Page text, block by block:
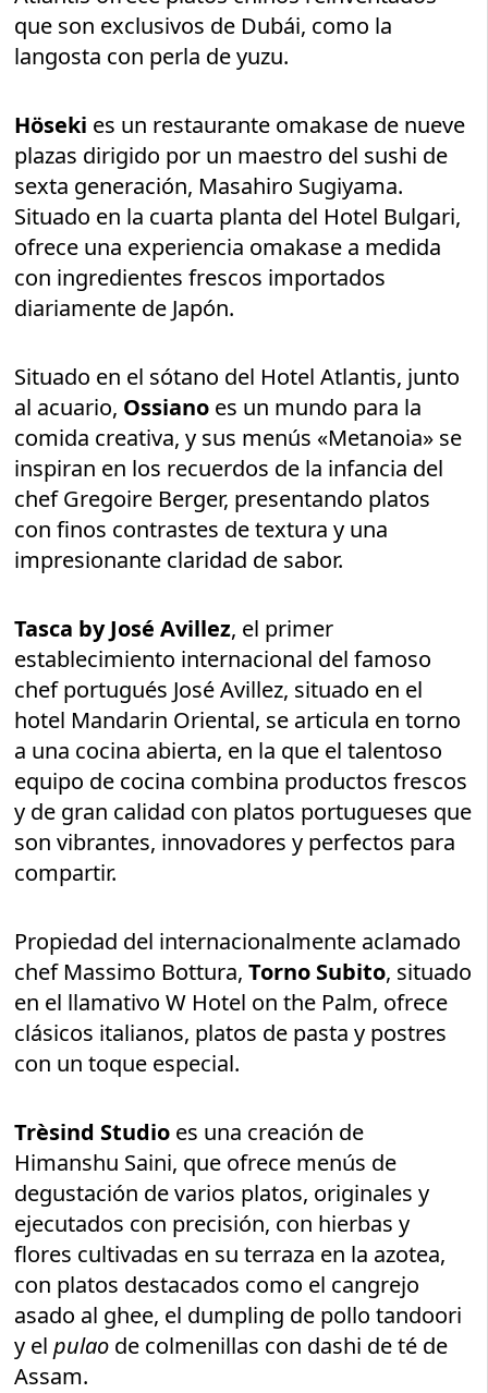
que son exclusivos de Dubái, como la
langosta con perla de yuzu.
Höseki es un restaurante omakase de nueve
plazas dirigido por un maestro del sushi de
sexta generación, Masahiro Sugiyama.
Situado en la cuarta planta del Hotel Bulgari,
ofrece una experiencia omakase a medida
con ingredientes frescos importados
diariamente de Japón.
Situado en el sótano del Hotel Atlantis, junto
al acuario, Ossiano es un mundo para la
comida creativa, y sus menús «Metanoia» se
inspiran en los recuerdos de la infancia del
chef Gregoire Berger, presentando platos
con finos contrastes de textura y una
impresionante claridad de sabor.
Tasca by José Avillez, el primer
establecimiento internacional del famoso
chef portugués José Avillez, situado en el
hotel Mandarin Oriental, se articula en torno
a una cocina abierta, en la que el talentoso
equipo de cocina combina productos frescos
y de gran calidad con platos portugueses que
son vibrantes, innovadores y perfectos para
compartir.
Propiedad del internacionalmente aclamado
chef Massimo Bottura,Torno Subito, situado
en el llamativo W Hotel on the Palm, ofrece
clásicos italianos, platos de pasta y postres
con un toque especial.
Trèsind Studio es una creación de
Himanshu Saini, que ofrece menús de
degustación de varios platos, originales y
ejecutados con precisión, con hierbas y
flores cultivadas en su terraza en la azotea,
con platos destacados como el cangrejo
asado al ghee, el dumpling de pollo tandoori
y elpulao de colmenillas con dashi de té de
Assam.